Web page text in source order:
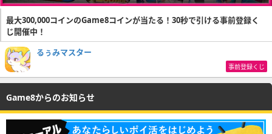
最大300,000コインのGame8コインが当たる！30秒で引ける事前登録く
じ開催中！
るぅみマスター
事前登録くじ
Game8からのお知らせ